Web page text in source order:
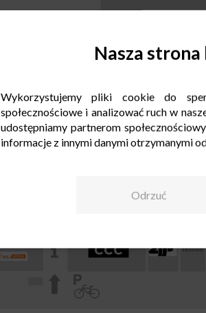
Nasza
Wykorzystujemy pliki cookie do
społecznościowe i analizować ruch w
udostępniamy partnerom
informacje z innymi danymi otrzymanymi
Odrzuć